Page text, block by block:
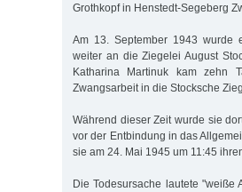
Grothkopf in Henstedt-Segeberg
Am 13. September 1943 wurde
weiter an die Ziegelei August
Katharina Martinuk kam zehn
Zwangsarbeit in die Stocksche
Während dieser Zeit wurde sie
vor der Entbindung in das
sie am 24. Mai 1945 um 11:45
Die Todesursache lautete